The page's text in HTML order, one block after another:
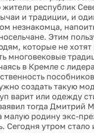
жители республик
и традиции, и
незнакомца,
Этим
которые не
многовековые
в Кремле с
создать такую
варит или одежду
тогда Дмитрий
малую родину экс-
Сегодня утром